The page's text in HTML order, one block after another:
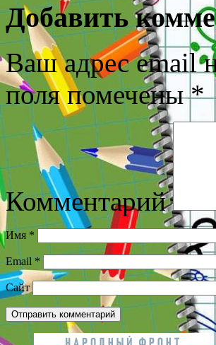
Добавить
Ваш адрес email
поля помечены*
Комментарий
Имя *
Email*
Сайт